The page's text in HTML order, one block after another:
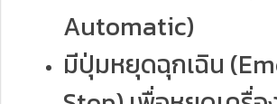
Automatic)
มีปุ่มหยุดฉุกเฉิน